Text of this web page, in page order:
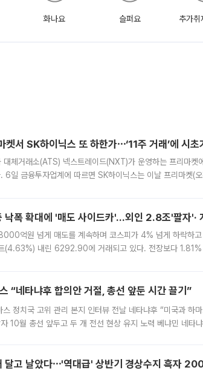
화나요 슬퍼요 추가취
켓서 SK하이닉스 또 하한가⋯‘11주 거래’에 시초
대체거래소(ATS) 넥스트레이드(NXT)가 운영하는 프리마켓
6일 금융투자업계에 따르면 SK하이닉스는 이날 프리마켓(
낙폭 확대에 '매도 사이드카'…외인 2.8조'팔자'·
억원 넘게 매도를 계속하며 코스피가 4% 넘게 하락하
(4.63%) 내린 6292.90에 거래되고 있다. 전장보다
“네타냐후 합의안 거절, 총선 앞둔 시간 끌기”
스 정치국 고위 관리 본지 인터뷰 전날 네타냐후 “미국과 하
10월 총선 앞두고 두 개 전선 현상 유지 노력 베냐민 네타
달고 날았다⋯'역대급' 상반기 경상수지 흑자